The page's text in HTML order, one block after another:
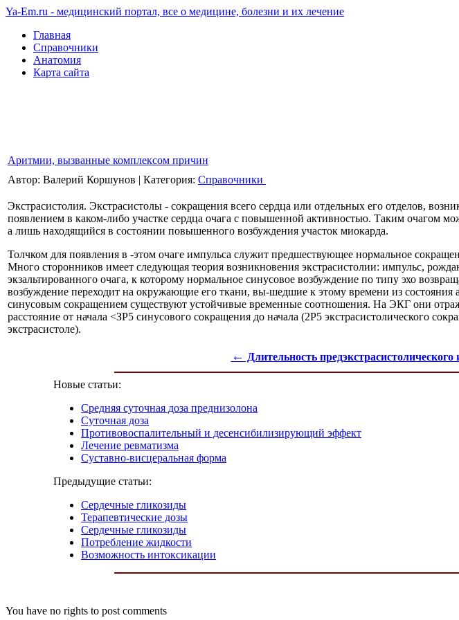
Ya-Em.ru - медицинский портал, все о медицине, болезни и их лечение
Главная
Справочники
Анатомия
Карта сайта
Аритмии, вызванные комплексом причин
Автор: Валерий Коршунов | Категория: Справочники
Экстрасистолия. Экстрасистолы - сокращения всего сердца или отдельных его отделов,
появлением в каком-либо участке сердца очага с повышенной активностью. Таким очагом
а лишь находящийся в состоянии повышенного возбуждения участок миокарда.
Толчком для появления в -этом очаге импульса служит предшествующее нормальное
Много сторонников имеет следующая теория возникновения экстрасистолии: импульс,
экзальтированного очага, к которому нормальное синусовое возбуждение по типу эхо
возбуждение переходит на окружающие его ткани, вы-шедшие к этому времени из
синусовым сокращением существуют устойчивые временные соотношения. На ЭКГ они
расстояние от начала <ЗР5 синусового сокращения до начала (2Р5 экстрасистолического
экстрасистоле).
← Длительность предэкстрасистолического
Новые статьи:
Средняя суточная доза преднизолона
Суточная доза
Противовоспалительный и десенсибилизирующий эффект
Лечение ревматизма
Суставно-висцеральная форма
Предыдущие статьи:
Сердечные гликозиды
Терапевтические дозы
Сердечные гликозиды
Потребление жидкости
Возможность интоксикации
You have no rights to post comments